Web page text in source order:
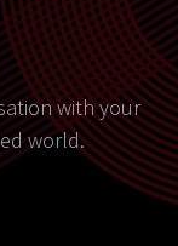
with your
world.